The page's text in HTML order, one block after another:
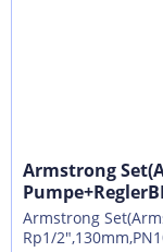
Armstrong
Armstrong
Rp1/